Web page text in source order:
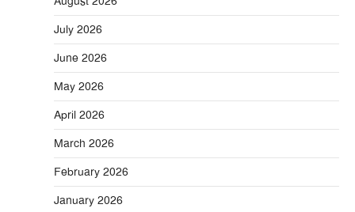
July 2026
June 2026
May 2026
April 2026
March 2026
February 2026
January 2026